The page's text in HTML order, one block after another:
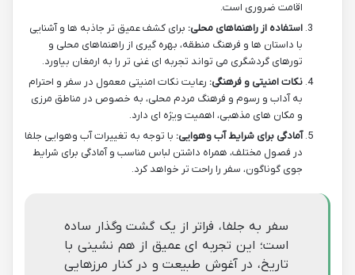
اقامت ضروری است.
استفاده از راهنماهای محلی: برای کشف عمیق تر جاذبه ها و آشنایی
با داستان ها و فرهنگ منطقه، بهره گیری از راهنماهای محلی و
تورهای گردشگری می تواند تجربه ای غنی تر را به ارمغان بیاورد.
نکات امنیتی و فرهنگی: رعایت نکات امنیتی معمول در سفر و احترام
به آداب و رسوم و فرهنگ مردم محلی، به خصوص در مناطق مرزی
و مکان های مذهبی، اهمیت ویژه ای دارد.
آمادگی برای شرایط آب وهوایی: با توجه به تغییرات آب وهوایی جلفا
در فصول مختلف، همراه داشتن لباس مناسب و آمادگی برای شرایط
جوی گوناگون، سفر را راحت تر خواهد کرد.
سفر به جلفا، فراتر از یک گشت وگذار ساده
است؛ این تجربه ای عمیق از هم نشینی با
تاریخ، در آغوش طبیعت و در کنار مرزهایی